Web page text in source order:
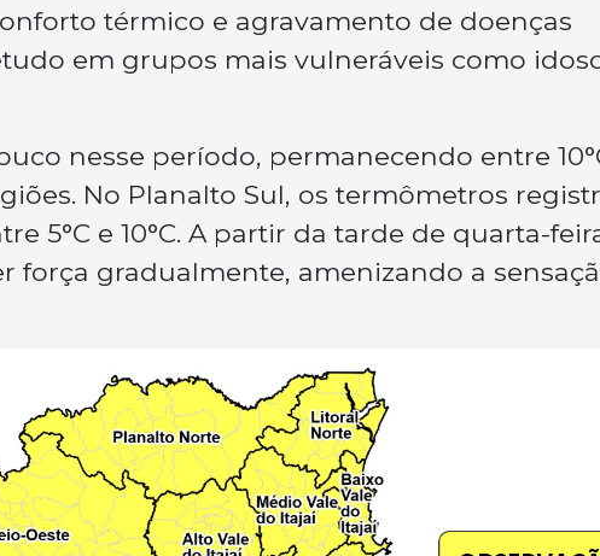
térmico e agravamento de doenças
em grupos mais vulneráveis como
nesse período, permanecendo entre
No Planalto Sul, os termômetros
5°C e 10°C. A partir da tarde de quarta-
força gradualmente, amenizando a